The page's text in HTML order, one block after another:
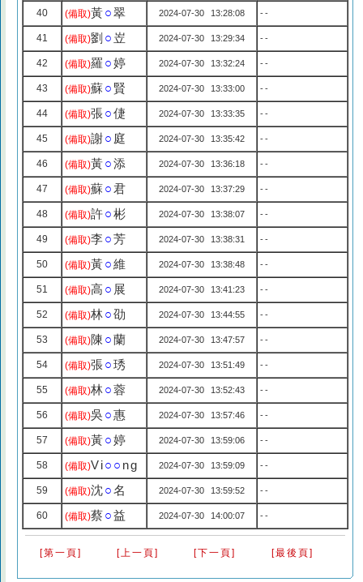
40 (備取)黃○翠 2024-07-30 13:28:08 --
41 (備取)劉 ○ 岦 2024-07-30 13:29:34 --
42 (備取)羅 ○婷 2024-07-30 13:32:24 --
43 (備取)蘇○ 賢 2024-07-30 13:33:00 --
44 (備取)張○倢 2024-07-30 13:33:35 --
45 (備取)謝○ 庭 2024-07-30 13:35:42 --
46 (備取)黃○添 2024-07-30 13:36:18 --
47 (備取)蘇○君 2024-07-30 13:37:29 --
48 (備取)許○彬 2024-07-30 13:38:07 --
49 (備取)李○芳 2024-07-30 13:38:31 --
50 (備取)黃○維 2024-07-30 13:38:48 --
51 (備取)高 ○ 展 2024-07-30 13:41:23 --
52 (備取)林○劭 2024-07-30 13:44:55 --
53 (備取)陳 ○蘭 2024-07-30 13:47:57 --
54 (備取)張○琇 2024-07-30 13:51:49 --
55 (備取)林○蓉 2024-07-30 13:52:43 --
56 (備取)吳 ○惠 2024-07-30 13:57:46 --
57 (備取)黃○婷 2024-07-30 13:59:06 --
58 (備取)Vi○○ ng 2024-07-30 13:59:09 --
59 (備取)沈○名 2024-07-30 13:59:52 --
60 (備取)蔡○益 2024-07-30 14:00:07 --
[第一頁] [上一頁] [下一頁] [最後頁]